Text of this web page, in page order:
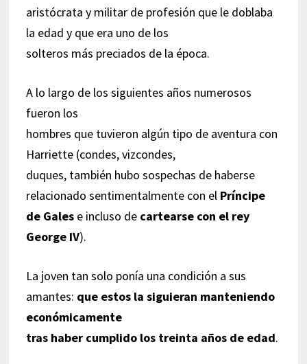
aristócrata y militar de profesión que le doblaba
la edad y que era uno de los
solteros más preciados de la época.
A lo largo de los siguientes años numerosos
fueron los
hombres que tuvieron algún tipo de aventura con
Harriette (condes, vizcondes,
duques, también hubo sospechas de haberse
relacionado sentimentalmente con el Príncipe
de Galese incluso de cartearse con el rey
George IV).
La joven tan solo ponía una condición a sus
amantes: que estos la siguieran manteniendo
económicamente
tras haber cumplido los treinta años de edad.